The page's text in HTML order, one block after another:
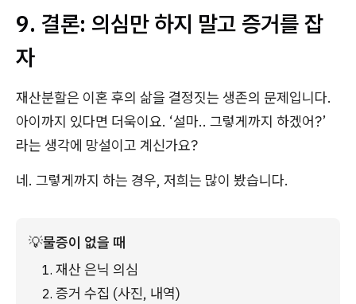
9. 결론: 의심만 하지 말고 증거를 잡
자
재산분할은 이혼 후의 삶을 결정짓는 생존의 문제입니다.
아이까지 있다면 더욱이요. ‘설마.. 그렇게까지 하겠어?’
라는 생각에 망설이고 계신가요?
네. 그렇게까지 하는 경우, 저희는 많이 봤습니다.
💡물증이 없을 때
재산 은닉 의심
증거 수집 (사진, 내역)